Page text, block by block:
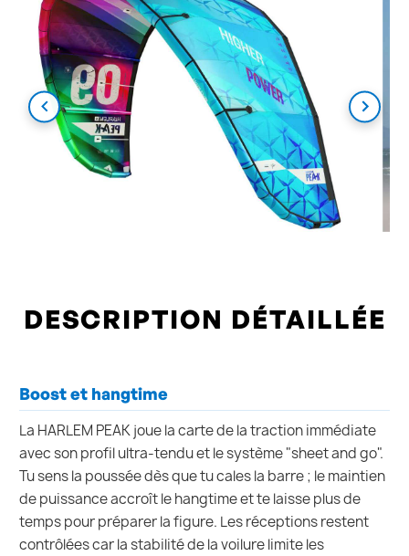
DESCRIPTION DÉTAILLÉE
Boost et hangtime
La HARLEM PEAK joue la carte de la traction immédiate
avec son profil ultra-tendu et le système "sheet and go".
Tu sens la poussée dès que tu cales la barre ; le maintien
de puissance accroît le hangtime et te laisse plus de
temps pour préparer la figure. Les réceptions restent
contrôlées car la stabilité de la voilure limite les